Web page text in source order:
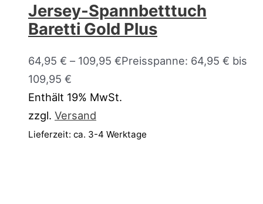
Jersey-Spannbetttuch
Baretti Gold Plus
64,95 € – 109,95 €Preisspanne: 64,95 € bis
109,95 €
Enthält 19% MwSt.
zzgl. Versand
Lieferzeit: ca. 3-4 Werktage